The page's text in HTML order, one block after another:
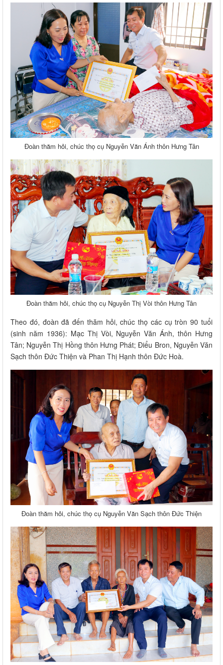
Đoàn thăm hỏi, chúc thọ cụ Nguyễn Văn Ánh thôn Hưng Tân
Đoàn thăm hỏi, chúc thọ cụ Nguyễn Thị Vòi thôn Hưng Tân
Theo đó, đoàn đã đến thăm hỏi, chúc thọ các cụ tròn 90 tuổi
(sinh năm 1936): Mạc Thị Vòi, Nguyễn Văn Ánh, thôn Hưng
Tân; Nguyễn Thị Hồng thôn Hưng Phát; Điểu Bron, Nguyễn Văn
Sạch thôn Đức Thiện và Phan Thị Hạnh thôn Đức Hoà.
Đoàn thăm hỏi, chúc thọ cụ Nguyễn Văn Sạch thôn Đức Thiện